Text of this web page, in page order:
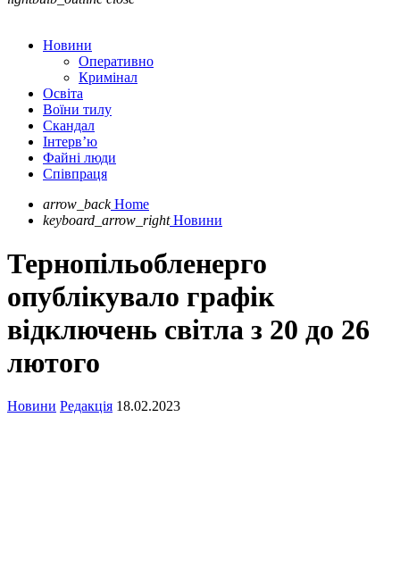
Новини
Оперативно
Кримінал
Освіта
Воїни тилу
Скандал
Інтерв’ю
Файні люди
Співпраця
arrow_back Home
keyboard_arrow_right Новини
Тернопільобленерго
опублікувало графік
відключень світла з 20 до 26
лютого
Новини Редакція 18.02.2023